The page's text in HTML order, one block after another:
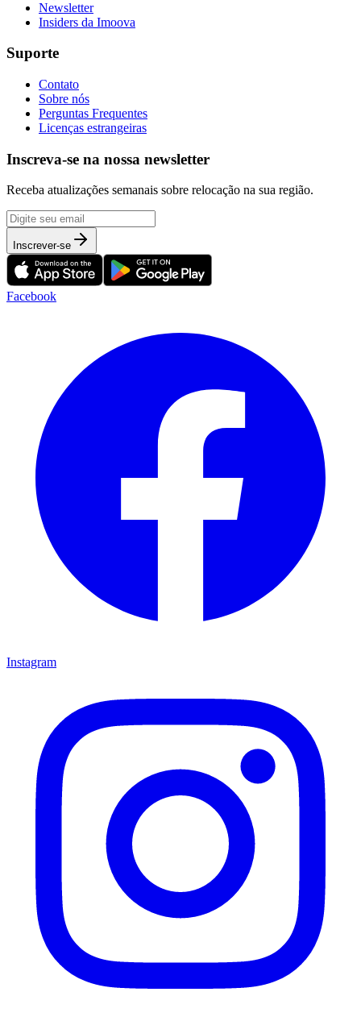
Newsletter
Insiders da Imoova
Suporte
Contato
Sobre nós
Perguntas Frequentes
Licenças estrangeiras
Inscreva-se na nossa newsletter
Receba atualizações semanais sobre relocação na sua região.
Inscrever-se
Facebook
Instagram